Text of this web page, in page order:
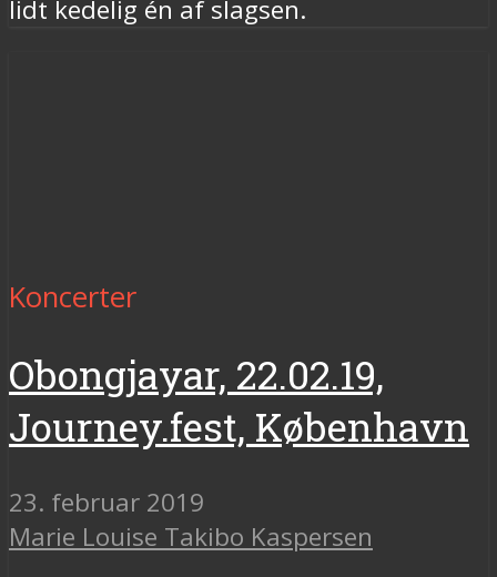
lidt kedelig én af slagsen.
Koncerter
Obongjayar, 22.02.19,
Journey.fest, København
23. februar 2019
Marie Louise Takibo Kaspersen